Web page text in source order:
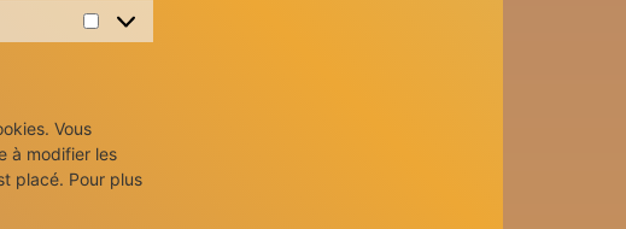
Vous
à modifier les
placé. Pour plus